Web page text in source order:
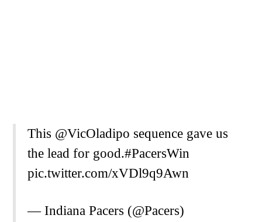
This @VicOladipo sequence gave us
the lead for good.#PacersWin
pic.twitter.com/xVDl9q9Awn
— Indiana Pacers (@Pacers)